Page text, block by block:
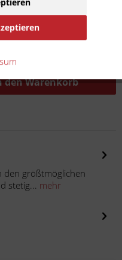
denWarenkorb
den größtmöglichen
stetig... mehr